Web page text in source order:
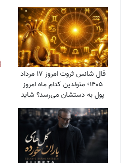
فال شانس ثروت امروز 17 مرداد
1405؛ متولدین کدام ماه امروز
پول به دستشان می‌رسد؟ شاید
شانس امروز با تو یار باشه😍💲
💸💰واریزی غیرمنتظره در راهه...